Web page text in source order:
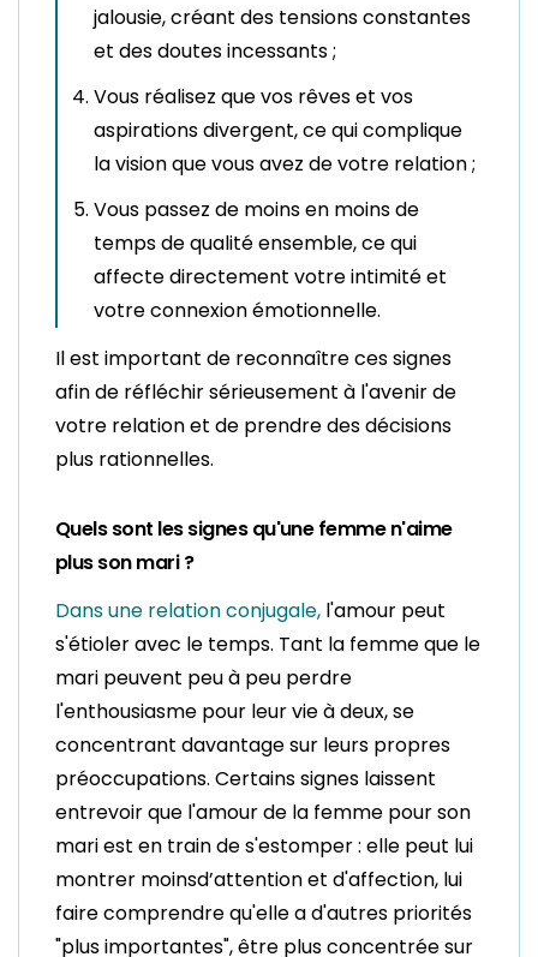
jalousie, créant des tensions constantes
et des doutes incessants ;
Vous réalisez que vos rêves et vos
aspirations divergent, ce qui complique
la vision que vous avez de votre relation ;
Vous passez de moins en moins de
temps de qualité ensemble, ce qui
affecte directement votre intimité et
votre connexion émotionnelle.
Il est important de reconnaître ces signes
afin de réfléchir sérieusement à l'avenir de
votre relation et de prendre des décisions
plus rationnelles.
Quels sont les signes qu'une femme n'aime
plus son mari ?
Dans une relation conjugale, l'amour peut
s'étioler avec le temps. Tant la femme que le
mari peuvent peu à peu perdre
l'enthousiasme pour leur vie à deux, se
concentrant davantage sur leurs propres
préoccupations. Certains signes laissent
entrevoir que l'amour de la femme pour son
mari est en train de s'estomper : elle peut lui
montrer moinsd’attention et d'affection, lui
faire comprendre qu'elle a d'autres priorités
"plus importantes", être plus concentrée sur